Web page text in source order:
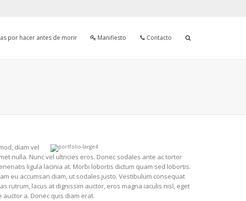
por hacer antes de morir Manifiesto Contacto
diam vel
nulla. Nunc vel ultricies eros. Donec sodales ante ac tortor
ligula lacinia at. Morbi lobortis dictum quam sed lobortis.
eu accumsan diam, ut sodales justo. Vestibulum consequat
rutrum, lacus at dignissim auctor, eros magna iaculis nisl, eget
a. Donec quis diam erat.